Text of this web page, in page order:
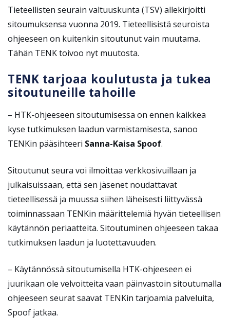
Tieteellisten seurain valtuuskunta (TSV) allekirjoitti
sitoumuksensa vuonna 2019. Tieteellisistä seuroista
ohjeeseen on kuitenkin sitoutunut vain muutama.
Tähän TENK toivoo nyt muutosta.
TENK tarjoaa koulutusta ja tukea
sitoutuneille tahoille
– HTK-ohjeeseen sitoutumisessa on ennen kaikkea
kyse tutkimuksen laadun varmistamisesta, sanoo
TENKin pääsihteeri Sanna-Kaisa Spoof.
Sitoutunut seura voi ilmoittaa verkkosivuillaan ja
julkaisuissaan, että sen jäsenet noudattavat
tieteellisessä ja muussa siihen läheisesti liittyvässä
toiminnassaan TENKin määrittelemiä hyvän tieteellisen
käytännön periaatteita. Sitoutuminen ohjeeseen takaa
tutkimuksen laadun ja luotettavuuden.
– Käytännössä sitoutumisella HTK-ohjeeseen ei
juurikaan ole velvoitteita vaan päinvastoin sitoutumalla
ohjeeseen seurat saavat TENKin tarjoamia palveluita,
Spoof jatkaa.